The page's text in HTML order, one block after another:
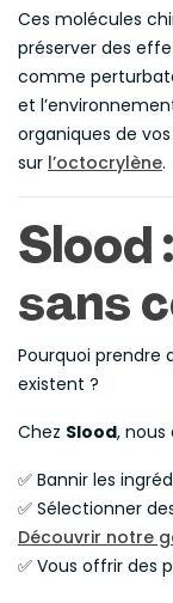
Ces molécules
préserver des
comme
et
organiques de
sur l’octocrylène.
Slood
sans
Pourquoi prendre
existent ?
Chez Slood, nous
✅ Bannir les
✅ Sélectionner
Découvrir notre
✅ Vous offrir des